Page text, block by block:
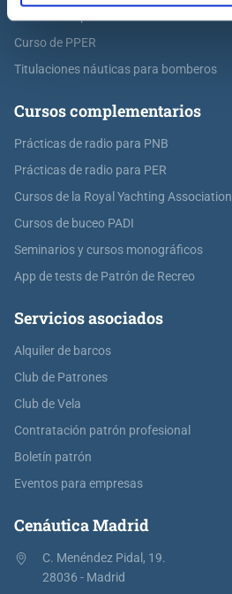
Curso de Capitán de Yate
Curso de PPER
Titulaciones náuticas para bomberos
Cursos complementarios
Prácticas de radio para PNB
Prácticas de radio para PER
Cursos de la Royal Yachting Association
Cursos de buceo PADI
Seminarios y cursos monográficos
App de tests de Patrón de Recreo
Servicios asociados
Alquiler de barcos
Club de Patrones
Club de Vela
Contratación patrón profesional
Boletín patrón
Eventos para empresas
Cenáutica Madrid
C. Menéndez Pidal, 19.
28036 - Madrid